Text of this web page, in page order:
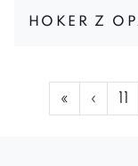
HOKER Z
navigation
« ‹